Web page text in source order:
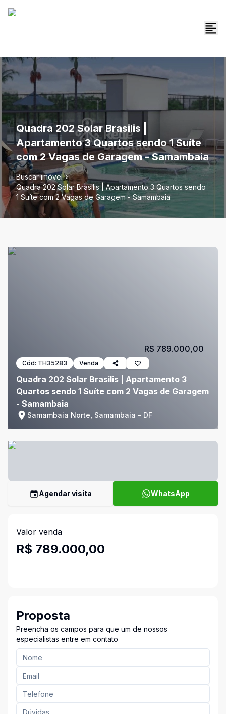
Quadra 202 Solar Brasilis |
Apartamento 3 Quartos sendo 1 Suíte
com 2 Vagas de Garagem - Samambaia
Buscar imóvel
Quadra 202 Solar Brasilis | Apartamento 3 Quartos sendo
1 Suíte com 2 Vagas de Garagem - Samambaia
Cód: TH35283 Venda
Quadra 202 Solar Brasilis | Apartamento 3
Quartos sendo 1 Suíte com 2 Vagas de Garagem
- Samambaia
Samambaia Norte, Samambaia - DF
R$ 789.000,00
Agendar visita WhatsApp
Valor venda
R$ 789.000,00
Proposta
Preencha os campos para que um de nossos
especialistas entre em contato